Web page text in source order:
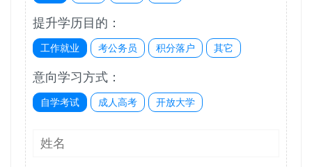
提升学历目的：
工作就业 考公务员 积分落户 其它
意向学习方式：
自学考试 成人高考 开放大学